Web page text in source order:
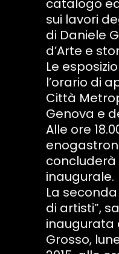
sui lavori
di Daniele
d’Arte e
Le
l’orario di
Città
Genova e
Alle ore
inaugurale.
La
di artisti”,
inaugurata
Grosso,